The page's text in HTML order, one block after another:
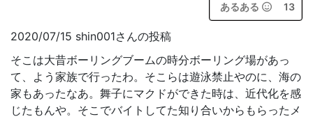
あるある 13
2020/07/15 shin001さんの投稿
そこは大昔ボーリングブームの時分ボーリング場があっ
て、よう家族で行ったわ。そこらは遊泳禁止やのに、海の
家もあったなあ。舞子にマクドができた時は、近代化を感
じたもんや。そこでバイトしてた知り合いからもらったメ